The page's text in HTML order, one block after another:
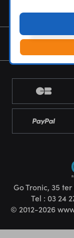
Go Tronic, 35
Tel : 03 24
© 2012-2026